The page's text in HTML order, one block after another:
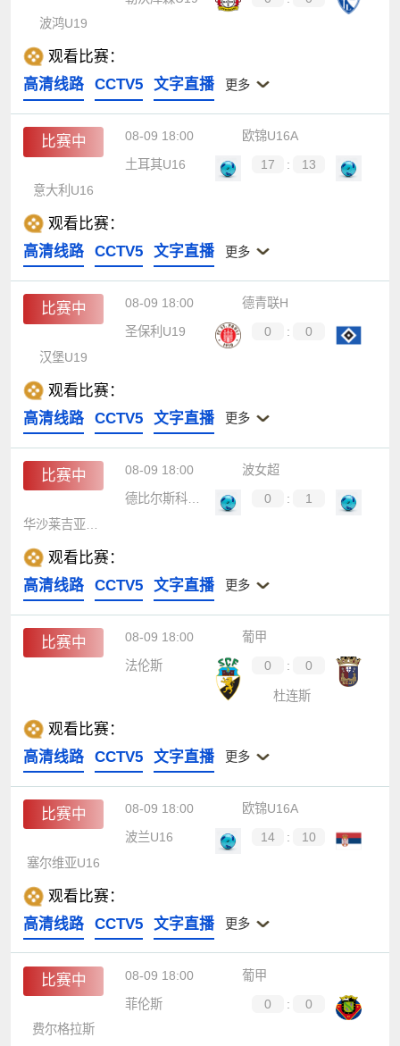
波鸿U19
观看比赛：
高清线路
CCTV5 文字直播 更多
比赛中 08-09 18:00
欧锦U16A
土耳其U16
17 :
13
意大利U16
观看比赛：
高清线路
CCTV5 文字直播 更多
比赛中 08-09 18:00
德青联H
圣保利U19
0 :
0
汉堡U19
观看比赛：
高清线路
CCTV5 文字直播 更多
比赛中 08-09 18:00
波女超
德比尔斯科女足
0 :
1
观看比赛：
高清线路
CCTV5 文字直播 更多
比赛中 08-09 18:00
葡甲
法伦斯
0 : 0
杜连斯
观看比赛：
高清线路
CCTV5 文字直播 更多
比赛中 08-09 18:00
欧锦U16A
波兰U16
14 :
10
塞尔维亚U16
观看比赛：
高清线路
CCTV5 文字直播 更多
比赛中 08-09 18:00
葡甲
菲伦斯
0 :
0
费尔格拉斯